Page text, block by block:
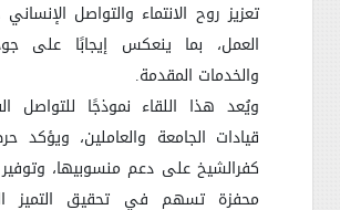
تعزيز روح الانتماء والتواصل
العمل، بما ينعكس إيجابًا على
والخدمات المقدمة.
ويُعد هذا اللقاء نموذجًا للتواصل
قيادات الجامعة والعاملين، ويؤكد
كفرالشيخ على دعم منسوبيها،
محفزة تسهم في تحقيق التميز